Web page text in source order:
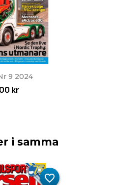
9 2024
kr
i samma
favorite_border